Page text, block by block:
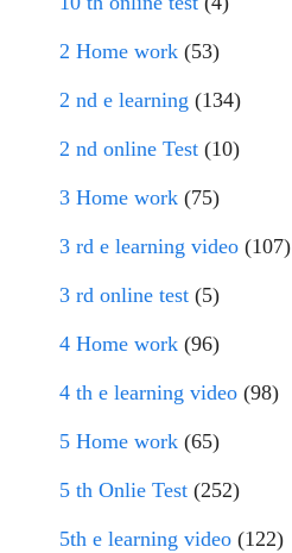
2 Home work (53)
2 nd e learning (134)
2 nd online Test (10)
3 Home work (75)
3 rd e learning video (107)
3 rd online test (5)
4 Home work (96)
4 th e learning video (98)
5 Home work (65)
5 th Onlie Test (252)
5th e learning video (122)